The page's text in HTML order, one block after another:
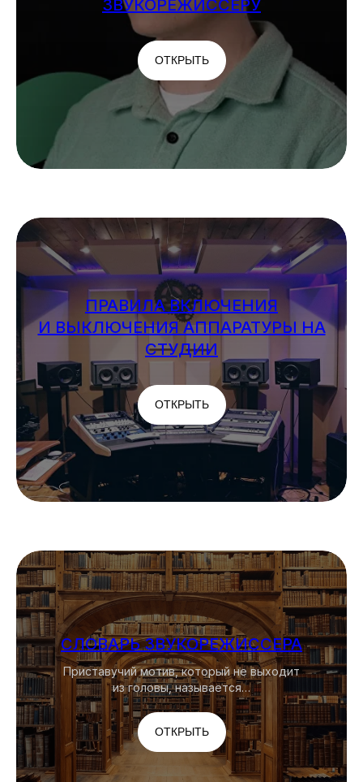
ЗВУКОРЕЖИССЁРУ
ОТКРЫТЬ
ПРАВИЛА ВКЛЮЧЕНИЯ
И ВЫКЛЮЧЕНИЯ АППАРАТУРЫ НА
СТУДИИ
ОТКРЫТЬ
СЛОВАРЬ ЗВУКОРЕЖИССЕРА
Приставучий мотив, который не выходит
из головы, называется…
ОТКРЫТЬ